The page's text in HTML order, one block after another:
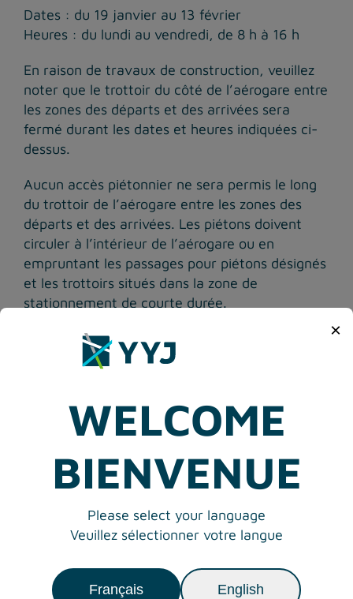
×
WELCOME
BIENVENUE
Please select your language
Veuillez sélectionner votre langue
Français English
Dates : du 19 janvier au 13 février
Heures : du lundi au vendredi, de 8 h à 16 h
En raison de travaux de construction, veuillez
noter que le trottoir du côté de l’aérogare entre
les zones des départs et des arrivées sera
fermé durant les dates et heures indiquées ci-
dessus.
Aucun accès piétonnier ne sera permis le long
du trottoir de l’aérogare entre les zones des
départs et des arrivées. Les piétons doivent
circuler à l’intérieur de l’aérogare ou en
empruntant les passages pour piétons désignés
et les trottoirs situés dans la zone de
stationnement de courte durée.
Pour des raisons de sécurité, il est
strictement interdit de circuler en tout temps
circulation véhiculaire active et des travaux de
construction. Merci de votre collaboration
pendant la durée des travaux.
NEXT ARTICLE